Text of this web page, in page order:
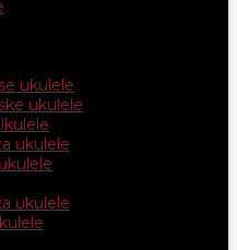
ukulele
ukulele
ukulele